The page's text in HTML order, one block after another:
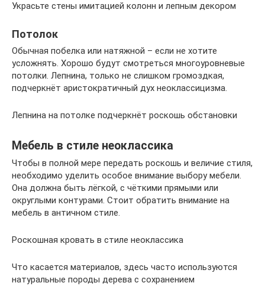
Украсьте стены имитацией колонн и лепным декором
Потолок
Обычная побелка или натяжной – если не хотите
усложнять. Хорошо будут смотреться многоуровневые
потолки. Лепнина, только не слишком громоздкая,
подчеркнёт аристократичный дух неоклассицизма.
Лепнина на потолке подчеркнёт роскошь обстановки
Мебель в стиле неоклассика
Чтобы в полной мере передать роскошь и величие стиля,
необходимо уделить особое внимание выбору мебели.
Она должна быть лёгкой, с чёткими прямыми или
округлыми контурами. Стоит обратить внимание на
мебель в античном стиле.
Роскошная кровать в стиле неоклассика
Что касается материалов, здесь часто используются
натуральные породы дерева с сохранением